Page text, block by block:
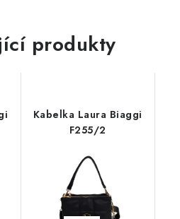
produkty
Kabelka Laura Biaggi
F255/2